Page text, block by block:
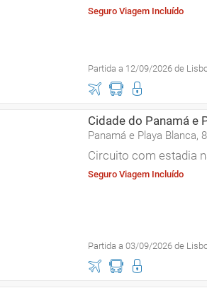
Seguro Viagem Incluído
Partida a 12/09/2026 de
Cidade do Panamá e
Panamá e Playa Blanca,
Circuito com estadia
Seguro Viagem Incluído
Partida a 03/09/2026 de